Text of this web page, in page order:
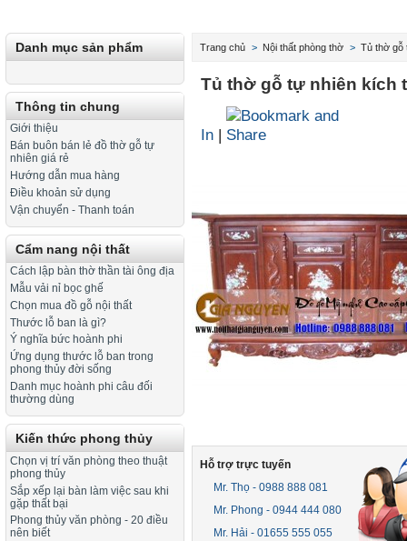
Danh mục sản phẩm
Thông tin chung
Giới thiệu
Bán buôn bán lẻ đồ thờ gỗ tự
nhiên giá rẻ
Hướng dẫn mua hàng
Điều khoản sử dụng
Vận chuyển - Thanh toán
Cẩm nang nội thất
Cách lập bàn thờ thần tài ông địa
Mẫu vải nỉ bọc ghế
Chọn mua đồ gỗ nội thất
Thước lỗ ban là gì?
Ý nghĩa bức hoành phi
Ứng dụng thước lỗ ban trong
phong thủy đời sống
Danh mục hoành phi câu đối
thường dùng
Kiến thức phong thủy
Chọn vị trí văn phòng theo thuật
phong thủy
Sắp xếp lại bàn làm việc sau khi
gặp thất bại
Phong thủy văn phòng - 20 điều
nên biết
Trang chủ > Nội thất phòng thờ > Tủ thờ gỗ
Tủ thờ gỗ tự nhiên kích
In |
Hỗ trợ trực tuyến
Mr. Thọ - 0988 888 081
Mr. Phong - 0944 444 080
Mr. Hải - 01655 555 055